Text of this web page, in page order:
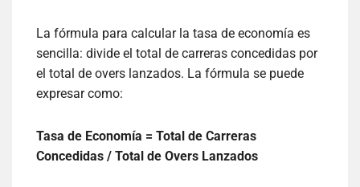
La fórmula para calcular la tasa de economía es
sencilla: divide el total de carreras concedidas por
el total de overs lanzados. La fórmula se puede
expresar como:
Tasa de Economía = Total de Carreras
Concedidas / Total de Overs Lanzados